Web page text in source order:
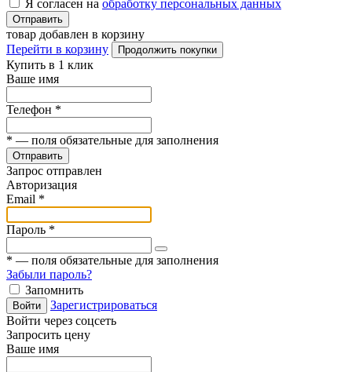
Я согласен на обработку персональных данных
Отправить
товар добавлен в корзину
Перейти в корзину
Продолжить покупки
Купить в 1 клик
Ваше имя
Телефон *
* — поля обязательные для заполнения
Отправить
Запрос отправлен
Авторизация
Email *
Пароль *
* — поля обязательные для заполнения
Забыли пароль?
Запомнить
Войти
Зарегистрироваться
Войти через соцсеть
Запросить цену
Ваше имя